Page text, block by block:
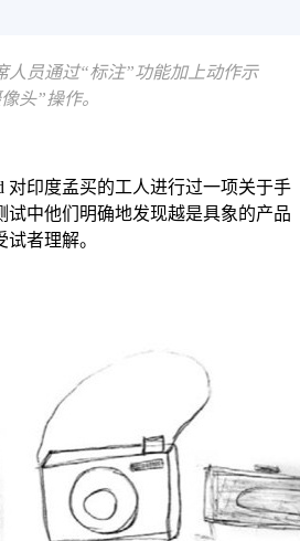
人员通过“标注”功能加上动作示
头”操作。
对印度孟买的工人进行过一项关于手
试中他们明确地发现越是具象的产品
者理解。